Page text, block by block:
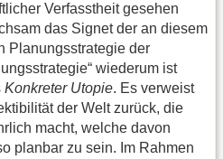
Verfasstheit gesehen
das Signet der an diesem
Planungsstrategie der
wiederum ist
Konkreter Utopie. Es verweist
der Welt zurück, die
macht, welche davon
planbar zu sein. Im Rahmen